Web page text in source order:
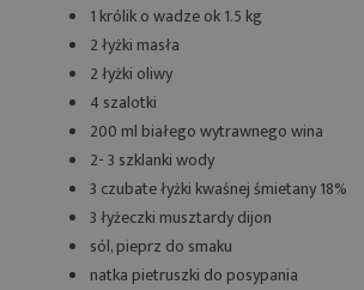
1 królik o wadze ok 1.5 kg
2 łyżki masła
2 łyżki oliwy
4 szalotki
200 ml białego wytrawnego wina
2- 3 szklanki wody
3 czubate łyżki kwaśnej śmietany 18%
3 łyżeczki musztardy dijon
sól, pieprz do smaku
natka pietruszki do posypania